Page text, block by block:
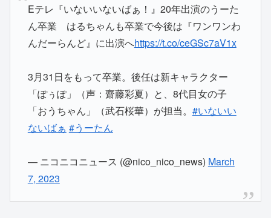
Eテレ『いないいないばぁ！』20年出演のうーた
ん卒業 はるちゃんも卒業で今後は『ワンワンわ
んだーらんど』に出演へhttps://t.co/ceGSc7aV1x
3月31日をもって卒業。後任は新キャラクター
「ぽぅぽ」（声：齋藤彩夏）と、8代目女の子
「おうちゃん」（武石桜華）が担当。 #いないい
ないばぁ #うーたん
— ニコニコニュース (@nico_nico_news) March
7, 2023